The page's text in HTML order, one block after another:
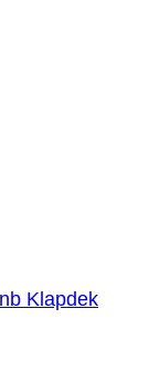
Klapdek